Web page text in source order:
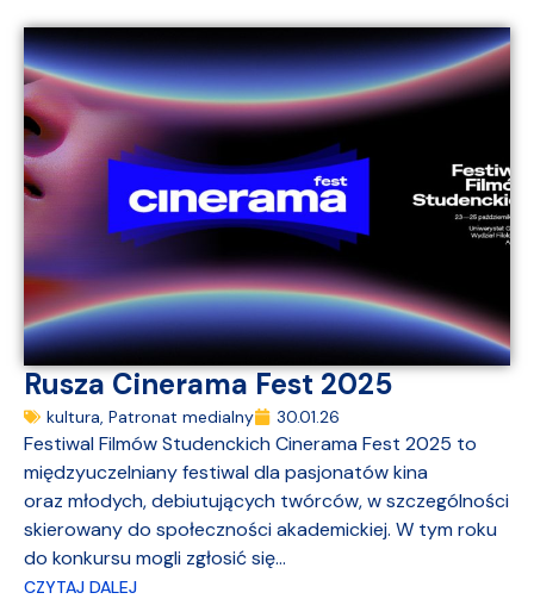
Rusza Cinerama Fest 2025
kultura, Patronat medialny 30.01.26
Festiwal Filmów Studenckich Cinerama Fest 2025 to
międzyuczelniany festiwal dla pasjonatów kina
oraz młodych, debiutujących twórców, w szczególności
skierowany do społeczności akademickiej. W tym roku
do konkursu mogli zgłosić się...
CZYTAJ DALEJ